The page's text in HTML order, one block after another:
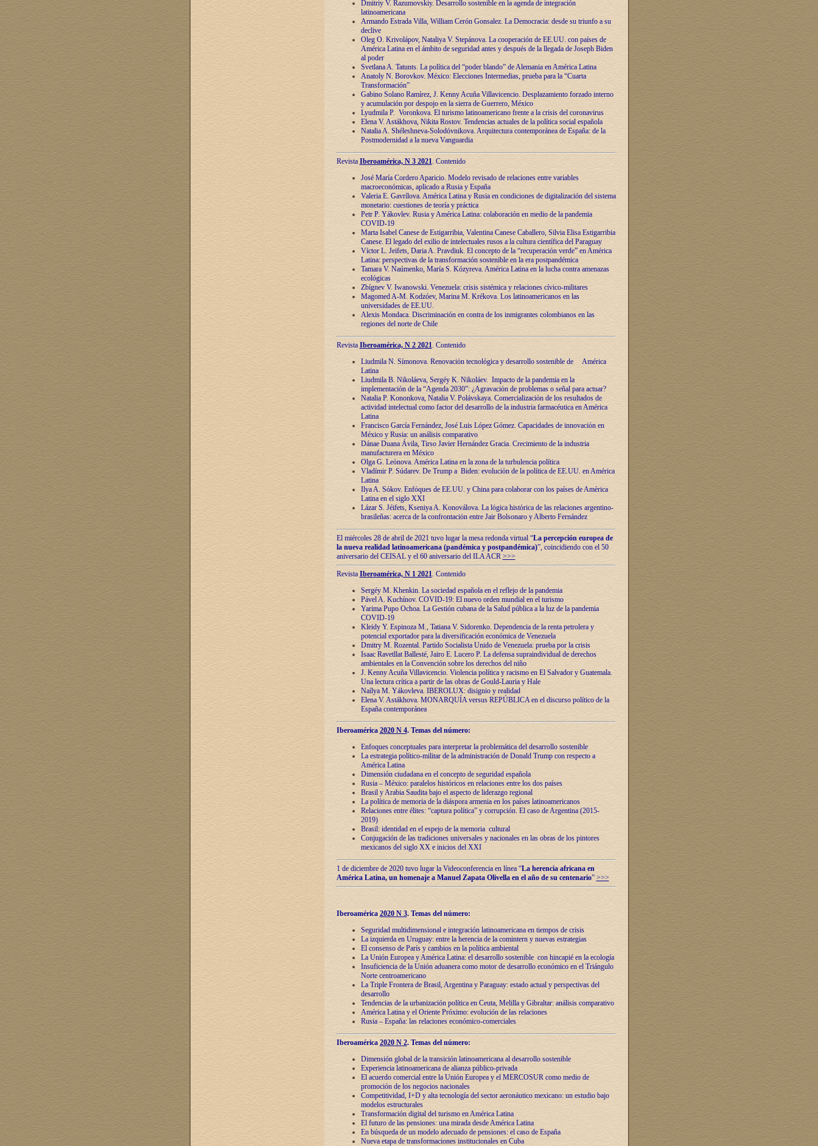
Dmitriy V. Razumovskiy. Desarrollo sostenible en la agenda de integración
latinoamericana
Armando Estrada Villa, William Cerón Gonsalez. La Democracia: desde su triunfo a su
declive
Oleg O. Krivolápov, Nataliya V. Stepánova. La cooperación de EE.UU. con países de
América Latina en el ámbito de seguridad antes y después de la llegada de Joseph Biden
al poder
Svetlana A. Tatunts. La política del “poder blando” de Alemania en América Latina
Anatoly N. Borovkov. México: Elecciones Intermedias, prueba para la “Cuarta
Transformación”
Gabino Solano Ramírez, J. Kenny Acuña Villavicencio. Desplazamiento forzado interno
y acumulación por despojo en la sierra de Guerrero, México
Lyudmila P. Voronkova. El turismo latinoamericano frente a la crisis del coronavirus
Elena V. Astákhova, Nikita Rostov. Tendencias actuales de la política social española
Natalia A. Shéleshneva-Solodóvnikova. Arquitectura contemporánea de España: de la
Postmodernidad a la nueva Vanguardia
Revista Iberoamérica, N 3 2021. Contenido
José María Cordero Aparicio. Modelo revisado de relaciones entre variables
macroeconómicas, aplicado a Rusia y España
Valeria E. Gavrílova. América Latina y Rusia en condiciones de digitalización del sistema
monetario: cuestiones de teoría y práctica
Petr P. Yákovlev. Rusia y América Latina: colaboración en medio de la pandemia
COVID-19
Marta Isabel Canese de Estigarribia, Valentina Canese Caballero, Silvia Elisa Estigarribia
Canese. El legado del exilio de intelectuales rusos a la cultura científica del Paraguay
Víctor L. Jeifets, Daria A. Pravdiuk. El concepto de la “recuperación verde” en América
Latina: perspectivas de la transformación sostenible en la era postpandémica
Tamara V. Naúmenko, María S. Kózyreva. América Latina en la lucha contra amenazas
ecológicas
Zbígnev V. Iwanowski. Venezuela: crisis sistémica y relaciones cívico-militares
Magomed A-M. Kodzóev, Marina M. Krékova. Los latinoamericanos en las
universidades de EE.UU.
Alexis Mondaca. Discriminación en contra de los inmigrantes colombianos en las
regiones del norte de Chile
RevistaIberoamérica, N 2 2021. Contenido
Liudmila N. Símonova. Renovaciόn tecnolόgica y desarrollo sostenible de América
Latina
Liudmila B. Nikoláeva, Sergéy K. Nikoláev. Impacto de la pandemia en la
implementaciόn de la “Agenda 2030”: ¿Agravaciόn de problemas o señal para actuar?
Natalia P. Kononkova, Natalia V. Polávskaya. Comercializaciόn de los resultados de
actividad intelectual como factor del desarrollo de la industria farmacéutica en América
Latina
Francisco García Fernández, José Luis López Gómez. Capacidades de innovaciόn en
México y Rusia: un análisis comparativo
Dánae Duana Ávila, Tirso Javier Hernández Gracia. Crecimiento de la industria
manufacturera en México
Olga G. Leόnova. América Latina en la zona de la turbulencia política
Vladímir P. Súdarev. De Trump a Biden: evoluciόn de la política de EE.UU. en América
Latina
Ilya A. Sόkov. Enfόques de EE.UU. y China para colaborar con los países de Amèrica
Latina en el siglo XXI
Lázar S. Jéifets, Kseniya A. Konoválova. La lόgica histόrica de las relaciones argentino-
brasileñas: acerca de la confrontaciόn entre Jair Bolsonaro y Alberto Fernández
El miércoles 28 de abril de 2021 tuvo lugar la mesa redonda virtual “La percepción europea de
la nueva realidad latinoamericana (pandémica y postpandémica)”, coincidiendo con el 50
aniversario del CEISAL y el 60 aniversario del ILA ACR >>>
Revista Iberoamérica, N 1 2021. Contenido
Sergéy M. Khenkin. La sociedad española en el reflejo de la pandemia
Pável A. Kuchínov. COVID-19: El nuevo orden mundial en el turismo
Yarima Pupo Ochoa. La Gestión cubana de la Salud pública a la luz de la pandemia
COVID-19
Kleidy Y. Espinoza M., Tatiana V. Sidorenko. Dependencia de la renta petrolera y
potencial exportador para la diversificación económica de Venezuela
Dmitry M. Rozental. Partido Socialista Unido de Venezuela: prueba por la crisis
Isaac Ravetllat Ballesté, Jairo E. Lucero P. La defensa supraindividual de derechos
ambientales en la Convención sobre los derechos del niño
J. Kenny Acuña Villavicencio. Violencia política y racismo en El Salvador y Guatemala.
Una lectura crítica a partir de las obras de Gould-Lauria y Hale
Naílya M. Yákovleva. IBEROLUX: disignio y realidad
Elena V. Astákhova. MONARQUÍA versus REPÚBLICA en el discurso político de la
España contemporánea
Iberoamérica 2020 N 4. Temas del número:
Enfoques conceptuales para interpretar la problemática del desarrollo sostenible
La estrategia político-militar de la administración de Donald Trump con respecto a
América Latina
Dimensión ciudadana en el concepto de seguridad española
Rusia – México: paralelos históricos en relaciones entre los dos países
Brasil y Arabia Saudita bajo el aspecto de liderazgo regional
La política de memoria de la diáspora armenia en los países latinoamericanos
Relaciones entre élites: “captura política” y corrupción. El caso de Argentina (2015-
2019)
Brasil: identidad en el espejo de la memoria cultural
Conjugación de las tradiciones universales y nacionales en las obras de los pintores
mexicanos del siglo XX e inicios del XXI
1 de diciembre de 2020 tuvo lugar la Videoconferencia en línea “La herencia africana en
América Latina, un homenaje a Manuel Zapata Olivella en el año de su centenario” >>>
Iberoamérica 2020 N 3.Temas del número:
Seguridad multidimensional e integración latinoamericana en tiempos de crisis
La izquierda en Uruguay: entre la herencia de lа comintern y nuevas estrategias
El consenso de París y cambios en la política ambiental
La Unión Europea y América Latina: el desarrollo sostenible con hincapié en la ecología
Insuficiencia de la Unión aduanera como motor de desarrollo económico en el Triángulo
Norte centroamericano
La Triple Frontera de Brasil, Argentina y Paraguay: estado actual y perspectivas del
desarrollo
Tendencias de la urbanización política en Ceuta, Melilla y Gibraltar: análisis comparativo
América Latina y el Oriente Próximo: evolución de las relaciones
Rusia – España: las relaciones económico-comerciales
Iberoamérica 2020 N 2.Temas del número:
Dimensión global de la transición latinoamericana al desarrollo sostenible
Experiencia latinoamericana de alianza público-privada
El acuerdo comercial entre la Unión Europea y el MERCOSUR como medio de
promoción de los negocios nacionales
Competitividad, I+D y alta tecnología del sector aeronáutico mexicano: un estudio bajo
modelos estructurales
Transformación digital del turismo en América Latina
El futuro de las pensiones: una mirada desde América Latina
En búsqueda de un modelo adecuado de pensiones: el caso de España
Nueva etapa de transformaciones institucionales en Cuba